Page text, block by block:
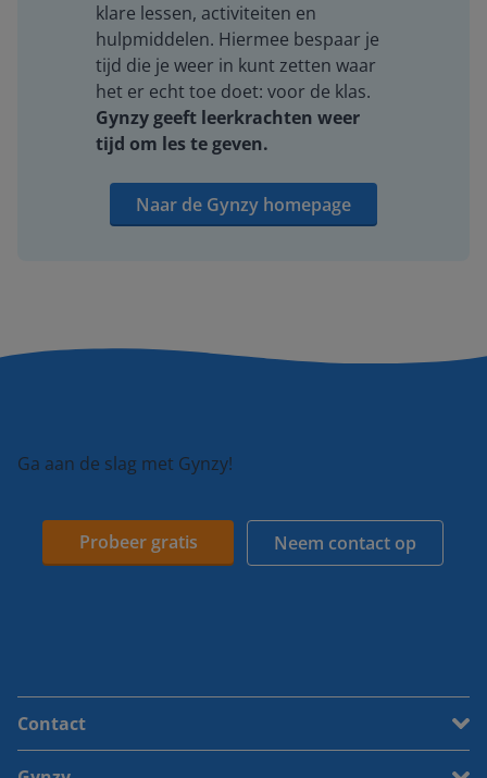
klare lessen, activiteiten en
hulpmiddelen. Hiermee bespaar je
tijd die je weer in kunt zetten waar
het er echt toe doet: voor de klas.
Gynzy geeft leerkrachten weer
tijd om les te geven.
Naar de Gynzy homepage
Ga aan de slag met Gynzy!
Probeer gratis Neem contact op
Contact